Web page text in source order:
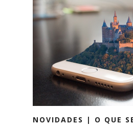
NOVIDADES | O QUE